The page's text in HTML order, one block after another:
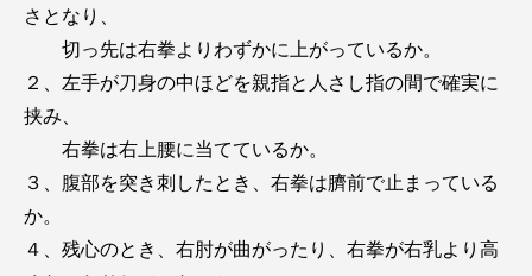
さとなり、
切っ先は右拳よりわずかに上がっているか。
２、左手が刀身の中ほどを親指と人さし指の間で確実に
挟み、
右拳は右上腰に当てているか。
３、腹部を突き刺したとき、右拳は臍前で止まっている
か。
４、残心のとき、右肘が曲がったり、右拳が右乳より高